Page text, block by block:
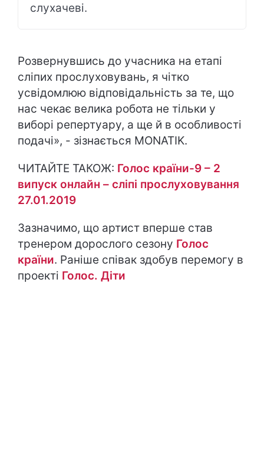
слухачеві.
Розвернувшись до учасника на етапі
сліпих прослуховувань, я чітко
усвідомлюю відповідальність за те, що
нас чекає велика робота не тільки у
виборі репертуару, а ще й в особливості
подачі», - зізнається MONATIK.
ЧИТАЙТЕ ТАКОЖ: Голос країни-9 – 2
випуск онлайн – сліпі прослуховування
27.01.2019
Зазначимо, що артист вперше став
тренером дорослого сезону Голос
країни. Раніше співак здобув перемогу в
проекті Голос. Діти